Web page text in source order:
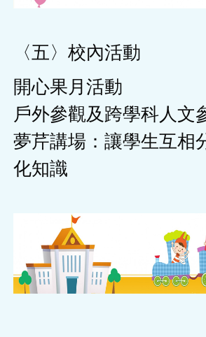
〈五〉校內活動
開心果月活動
戶外參觀及跨學科人文
夢芹講場：讓學生互相
化知識